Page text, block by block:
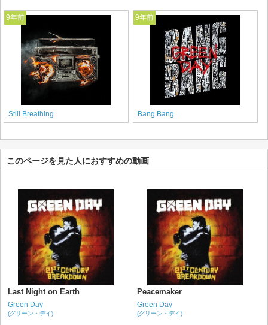
9年前
Still Breathing
9年前
Bang Bang
このページを見た人におすすめの動画
Last Night on Earth
Green Day
(グリーン・デイ)
Peacemaker
Green Day
(グリーン・デイ)